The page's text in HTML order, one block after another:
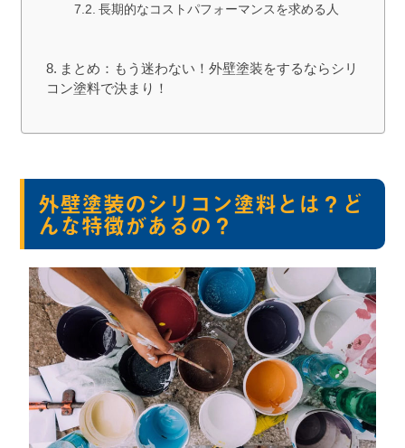
長期的なコストパフォーマンスを求める人
まとめ：もう迷わない！外壁塗装をするならシリ
コン塗料で決まり！
外壁塗装のシリコン塗料とは？ど
んな特徴があるの？